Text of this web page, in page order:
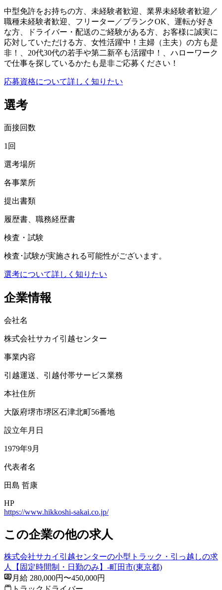
中型免許をお持ちの方、未経験者歓迎、業界未経験者歓迎／
職種未経験者歓迎、フリーター／ブランクOK、運転が好き
な方、ドライバー・配送のご経験がある方、お客様に誠実に
応対していただける方、女性活躍中！主婦（主夫）の方も是
非！、20代30代の若手や第二新卒も活躍中！、ハローワーク
で仕事を探しているかたも是非ご応募ください！
応募資格について詳しく知りたい
選考
面接回数
1回
選考場所
各事業所
提出書類
履歴書、職務経歴書
検査・試験
検査･試験が実施される可能性がございます。
選考について詳しく知りたい
企業情報
会社名
株式会社サカイ引越センター
事業内容
引越運送、引越付帯サービス業務
本社住所
大阪府堺市堺区石津北町56番地
設立年月日
1979年9月
代表者名
田島 哲康
HP
https://www.hikkoshi-sakai.co.jp/
この企業の他の求人
株式会社サカイ引越センターの小型トラック・引っ越しの求
人【固定時間制・日勤のみ】-町田市(東京都)
月給 280,000円〜450,000円